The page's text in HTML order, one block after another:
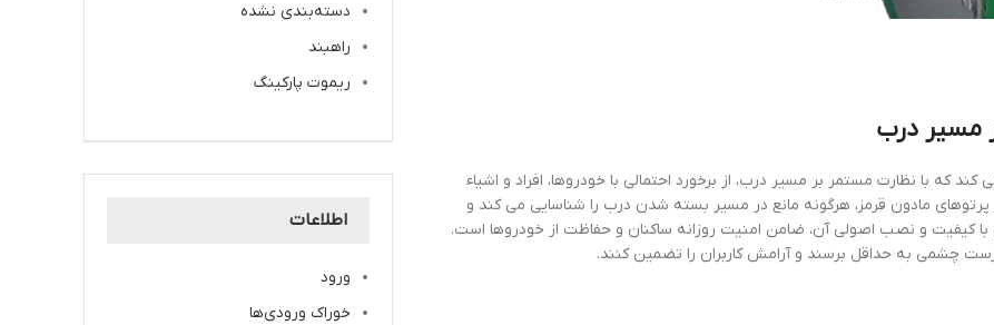
مسیر درب
با نظارت مستمر بر مسیر درب، از برخورد احتمالی با خودروها، افراد و اشیاء
پرتوهای مادون قرمز، هرگونه مانع در مسیر بسته شدن درب را شناسایی می کند و
کیفیت و نصب اصولی آن، ضامن امنیت روزانه ساکنان و حفاظت از خودروها است.
چشمی به حداقل برسند و آرامش کاربران را تضمین کنند.
دسته‌بندی نشده
راهبند
ریموت پارکینگ
اطلاعات
ورود
خوراک ورودی‌ها